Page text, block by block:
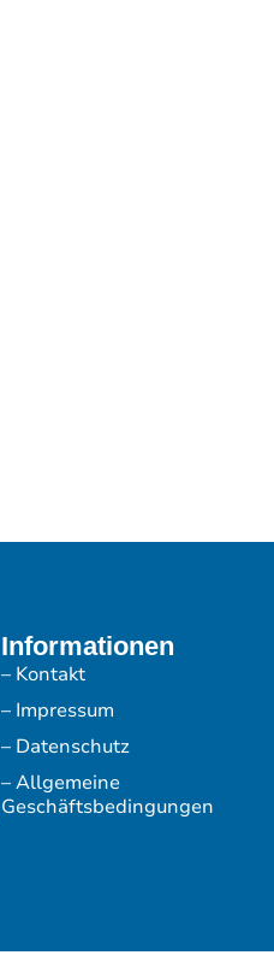
Informationen
– Kontakt
– Impressum
– Datenschutz
– Allgemeine
Geschäftsbedingungen